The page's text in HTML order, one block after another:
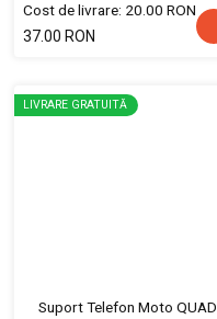
Cost de livrare: 20.00 RON
37.00 RON
LIVRARE GRATUITĂ
Suport Telefon Moto QUAD